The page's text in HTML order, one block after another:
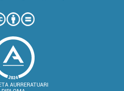
AURRERATUARI